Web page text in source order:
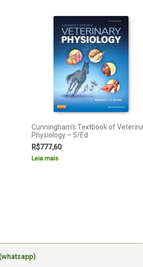
Cunningham’s Textbook of
Physiology – 5/Ed
R$777,60
Leia mais